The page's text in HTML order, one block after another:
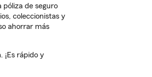
póliza de seguro
coleccionistas y
ahorrar más
¡Es rápido y